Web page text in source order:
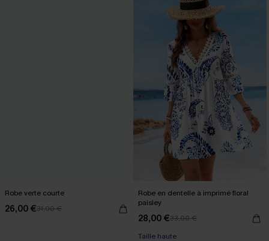
Robe verte courte
26,00 €31,00 €
Robe en dentelle à imprimé floral
paisley
28,00 €33,00 €
Taille haute